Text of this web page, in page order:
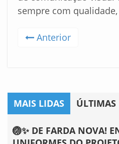
sempre com
Anterior
MAIS LIDAS ÚLTIMAS
🏐✨ DE FARDA NOVA!